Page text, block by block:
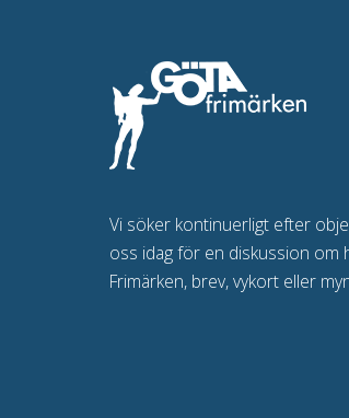
Vi söker kontinuerligt efter
oss idag för en diskussion om
Frimärken, brev, vykort eller